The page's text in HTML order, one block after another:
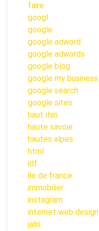
faire
googl
google
google adword
google adwords
google blog
google my business
google search
google sites
haut rhin
haute savoie
hautes alpes
html
idf
ile de france
immobilier
instagram
internet web design
jalis